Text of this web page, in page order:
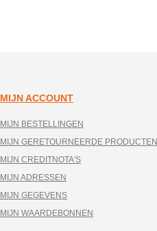
MIJN ACCOUNT
MIJN BESTELLINGEN
MIJN GERETOURNEERDE PRODUCTEN
MIJN CREDITNOTA'S
MIJN ADRESSEN
MIJN GEGEVENS
MIJN WAARDEBONNEN